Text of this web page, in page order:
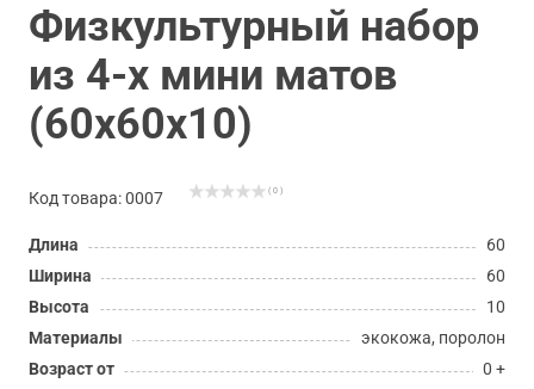
Физкультурный набор
из 4-х мини матов
(60х60х10)
Код товара: 0007 ( 0 )
Длина
60
Ширина
60
Высота
10
Материалы
экокожа, поролон
Возраст от
0 +